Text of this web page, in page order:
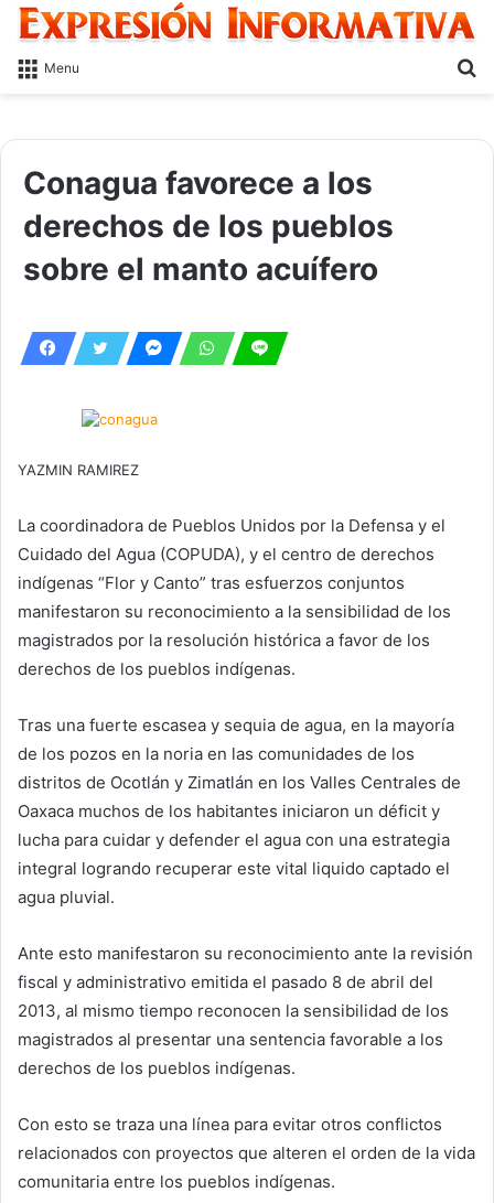
Menu
Conagua favorece a los
derechos de los pueblos
sobre el manto acuífero
YAZMIN RAMIREZ
La coordinadora de Pueblos Unidos por la Defensa y el
Cuidado del Agua (COPUDA), y el centro de derechos
indígenas “Flor y Canto” tras esfuerzos conjuntos
manifestaron su reconocimiento a la sensibilidad de los
magistrados por la resolución histórica a favor de los
derechos de los pueblos indígenas.
Tras una fuerte escasea y sequia de agua, en la mayoría
de los pozos en la noria en las comunidades de los
distritos de Ocotlán y Zimatlán en los Valles Centrales de
Oaxaca muchos de los habitantes iniciaron un déficit y
lucha para cuidar y defender el agua con una estrategia
integral logrando recuperar este vital liquido captado el
agua pluvial.
Ante esto manifestaron su reconocimiento ante la revisión
fiscal y administrativo emitida el pasado 8 de abril del
2013, al mismo tiempo reconocen la sensibilidad de los
magistrados al presentar una sentencia favorable a los
derechos de los pueblos indígenas.
Con esto se traza una línea para evitar otros conflictos
relacionados con proyectos que alteren el orden de la vida
comunitaria entre los pueblos indígenas.